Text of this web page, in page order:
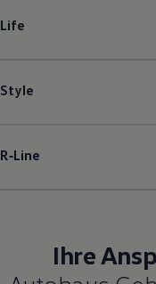
Life
Style
R‑Line
Ihre